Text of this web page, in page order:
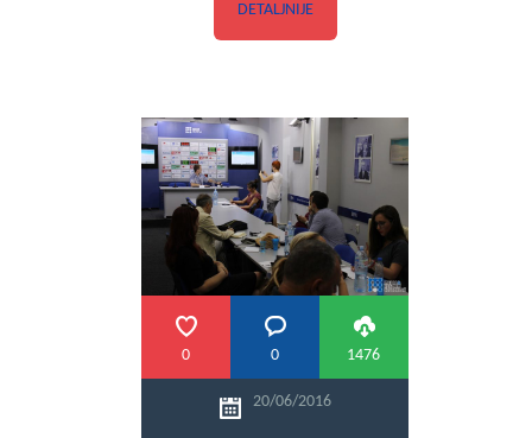
DETALJNIJE
0 0 1476
20/06/2016